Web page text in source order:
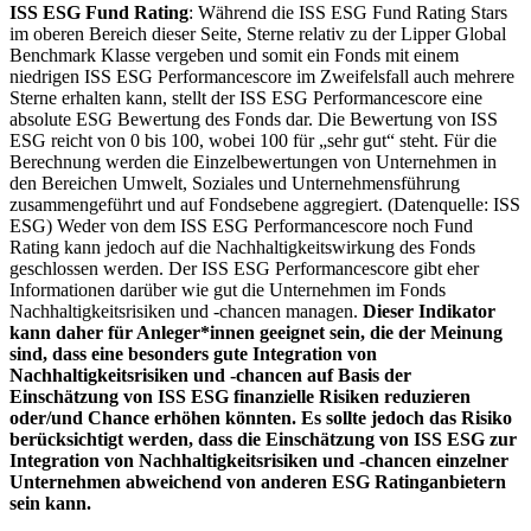
ISS ESG Fund Rating: Während die ISS ESG Fund Rating Stars
im oberen Bereich dieser Seite, Sterne relativ zu der Lipper Global
Benchmark Klasse vergeben und somit ein Fonds mit einem
niedrigen ISS ESG Performancescore im Zweifelsfall auch mehrere
Sterne erhalten kann, stellt der ISS ESG Performancescore eine
absolute ESG Bewertung des Fonds dar. Die Bewertung von ISS
ESG reicht von 0 bis 100, wobei 100 für „sehr gut“ steht. Für die
Berechnung werden die Einzelbewertungen von Unternehmen in
den Bereichen Umwelt, Soziales und Unternehmensführung
zusammengeführt und auf Fondsebene aggregiert. (Datenquelle: ISS
ESG) Weder von dem ISS ESG Performancescore noch Fund
Rating kann jedoch auf die Nachhaltigkeitswirkung des Fonds
geschlossen werden. Der ISS ESG Performancescore gibt eher
Informationen darüber wie gut die Unternehmen im Fonds
Nachhaltigkeitsrisiken und -chancen managen. Dieser Indikator
kann daher für Anleger*innen geeignet sein, die der Meinung
sind, dass eine besonders gute Integration von
Nachhaltigkeitsrisiken und -chancen auf Basis der
Einschätzung von ISS ESG finanzielle Risiken reduzieren
oder/und Chance erhöhen könnten. Es sollte jedoch das Risiko
berücksichtigt werden, dass die Einschätzung von ISS ESG zur
Integration von Nachhaltigkeitsrisiken und -chancen einzelner
Unternehmen abweichend von anderen ESG Ratinganbietern
sein kann.